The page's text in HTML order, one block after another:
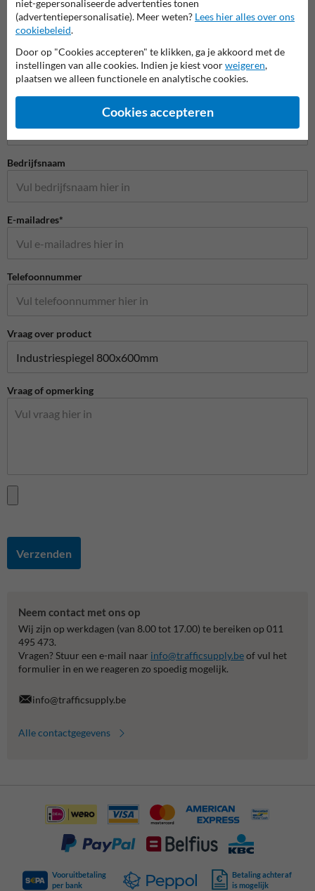
Veilig wonen spiegels
Stel je vraag aan Verkeersspiegel.be
Bedrijfsnaam
E-mailadres*
Telefoonnummer
Vraag over product
Vraag of opmerking
Verzenden
Neem contact met ons op
Wij zijn op werkdagen (van 8.00 tot 17.00) te bereiken op 011
495 473.
Vragen? Stuur een e-mail naar info@trafficsupply.beof vul het
formulier in en we reageren zo spoedig mogelijk.
info@trafficsupply.be
Alle contactgegevens
Vooruitbetaling
per bank
Betaling achteraf
is mogelijk
niet-gepersonaliseerde advertenties tonen
(advertentiepersonalisatie). Meer weten? Lees hier alles over ons
cookiebeleid.
Door op "Cookies accepteren" te klikken, ga je akkoord met de
instellingen van alle cookies. Indien je kiest voorweigeren,
plaatsen we alleen functionele en analytische cookies.
Cookies accepteren